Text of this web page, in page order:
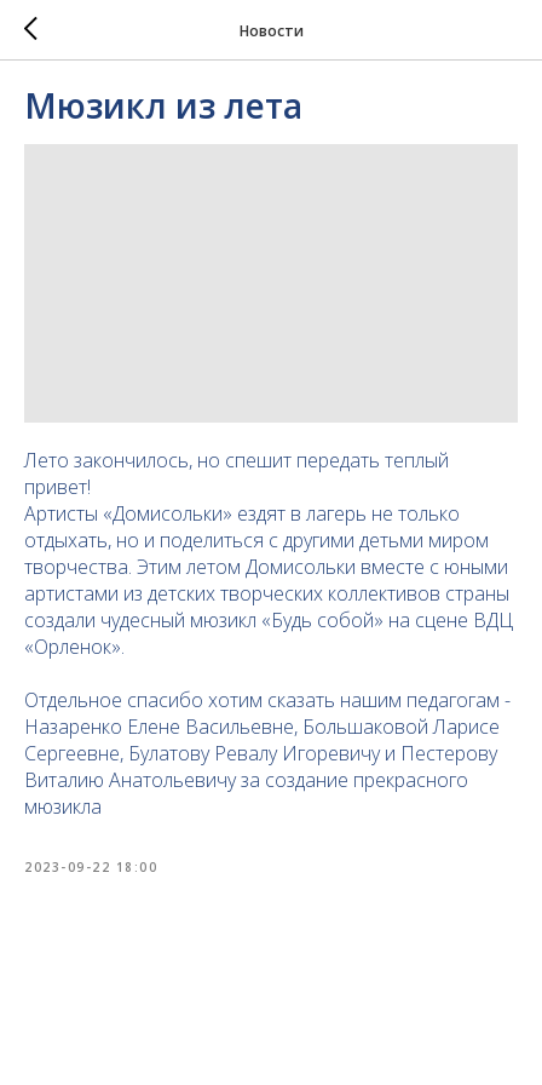
Новости
Мюзикл из лета
Лето закончилось, но спешит передать теплый
привет!
Артисты «Домисольки» ездят в лагерь не только
отдыхать, но и поделиться с другими детьми миром
творчества. Этим летом Домисольки вместе с юными
артистами из детских творческих коллективов страны
создали чудесный мюзикл «Будь собой» на сцене ВДЦ
«Орленок».
Отдельное спасибо хотим сказать нашим педагогам -
Назаренко Елене Васильевне, Большаковой Ларисе
Сергеевне, Булатову Ревалу Игоревичу и Пестерову
Виталию Анатольевичу за создание прекрасного
мюзикла
2023-09-22 18:00